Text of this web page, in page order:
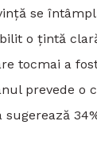
se
o țintă
tocmai a
prevede o